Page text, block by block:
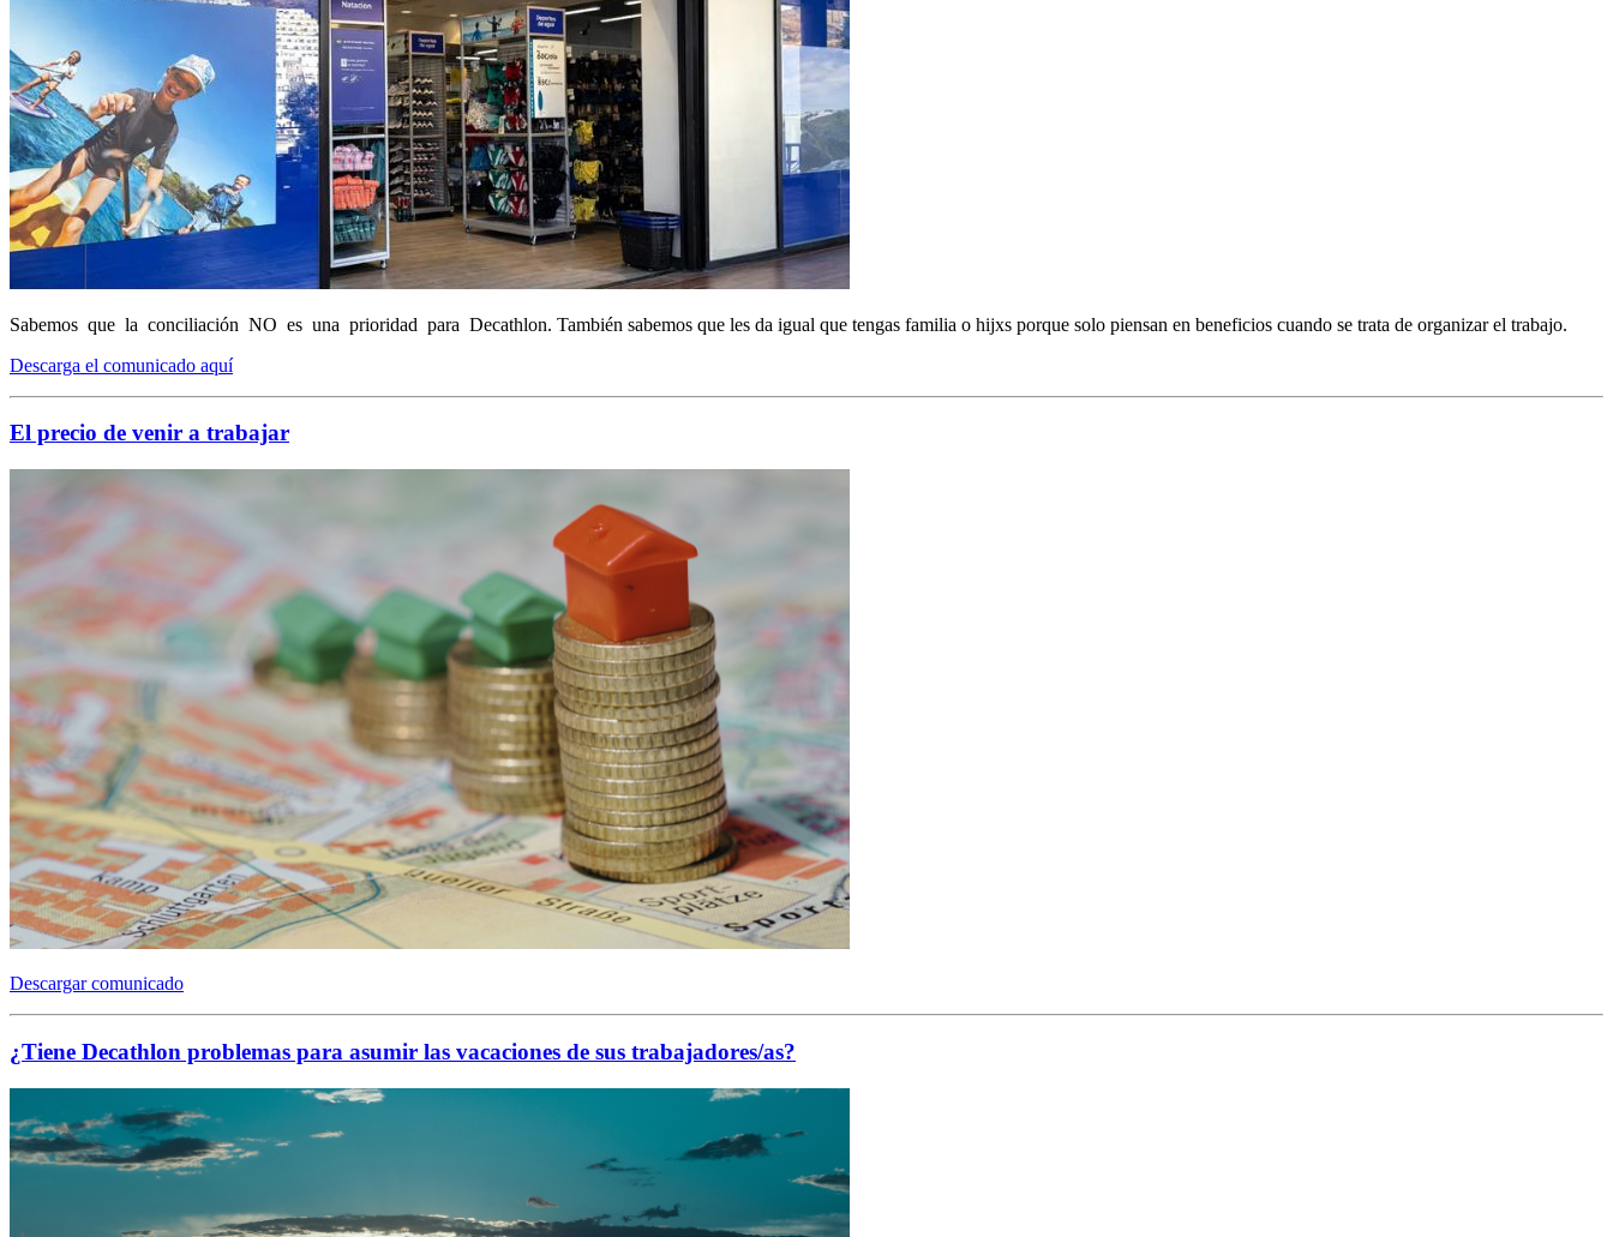
Sabemos que la conciliación NO es una prioridad para Decathlon. También sabemos que les da igual que tengas familia o hijxs porque solo piensan en beneficios cuando se trata de organizar el trabajo.
Descarga el comunicado aquí
El precio de venir a trabajar
Descargar comunicado
¿Tiene Decathlon problemas para asumir las vacaciones de sus trabajadores/as?